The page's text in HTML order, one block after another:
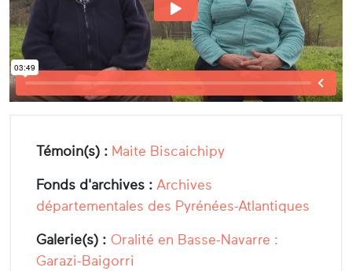
Témoin(s) : Maite Biscaichipy
Fonds d'archives : Archives
départementales des Pyrénées-Atlantiques
Galerie(s) : Oralité en Basse-Navarre :
Garazi-Baigorri